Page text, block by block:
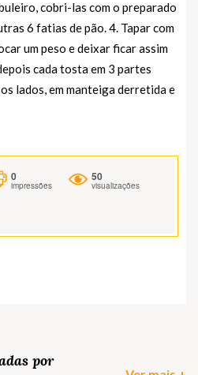
cobri-las com o preparado
6 fatias de pão. 4. Tapar com
um peso e deixar ficar assim
cada tosta em 3 partes
lados, em manteiga derretida e
0
impressões
50
visualizações
por